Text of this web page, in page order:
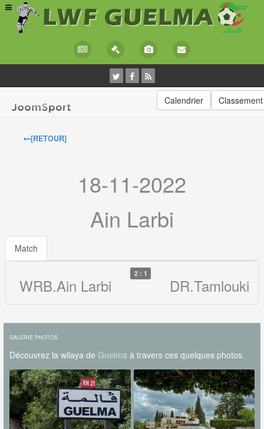
Calendrier Classement
[RETOUR]
18-11-2022
Ain Larbi
Match
WRB.Ain Larbi
2 : 1
DR.Tamlouki
GALERIE PHOTOS
Découvrez la wilaya de Guelma à travers ces quelques photos.